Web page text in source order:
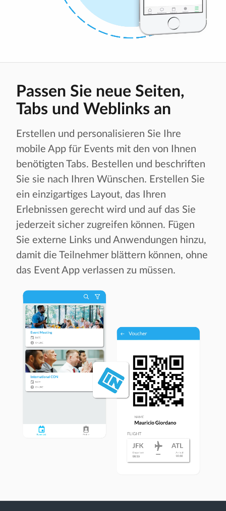
Passen Sie neue Seiten,
Tabs und Weblinks an
Erstellen und personalisieren Sie Ihre
mobile App für Events mit den von Ihnen
benötigten Tabs. Bestellen und beschriften
Sie sie nach Ihren Wünschen. Erstellen Sie
ein einzigartiges Layout, das Ihren
Erlebnissen gerecht wird und auf das Sie
jederzeit sicher zugreifen können. Fügen
Sie externe Links und Anwendungen hinzu,
damit die Teilnehmer blättern können, ohne
das Event App verlassen zu müssen.